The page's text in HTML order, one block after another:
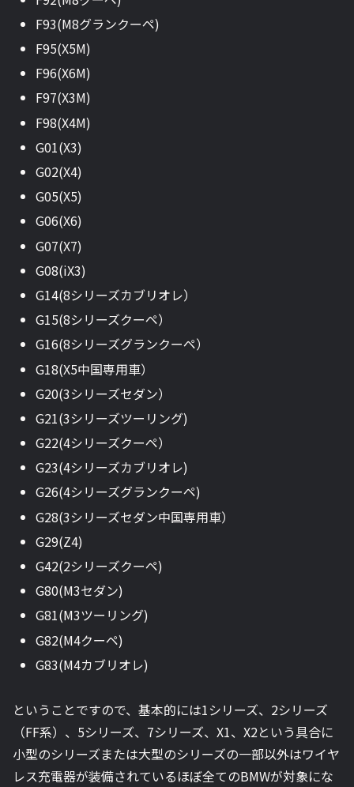
F93(M8グランクーペ)
F95(X5M)
F96(X6M)
F97(X3M)
F98(X4M)
G01(X3)
G02(X4)
G05(X5)
G06(X6)
G07(X7)
G08(iX3)
G14(8シリーズカブリオレ）
G15(8シリーズクーペ）
G16(8シリーズグランクーペ）
G18(X5中国専用車）
G20(3シリーズセダン）
G21(3シリーズツーリング)
G22(4シリーズクーペ）
G23(4シリーズカブリオレ)
G26(4シリーズグランクーペ)
G28(3シリーズセダン中国専用車）
G29(Z4)
G42(2シリーズクーペ)
G80(M3セダン)
G81(M3ツーリング)
G82(M4クーペ)
G83(M4カブリオレ)
ということですので、基本的には1シリーズ、2シリーズ
（FF系）、5シリーズ、7シリーズ、X1、X2という具合に
小型のシリーズまたは大型のシリーズの一部以外はワイヤ
レス充電器が装備されているほぼ全てのBMWが対象にな